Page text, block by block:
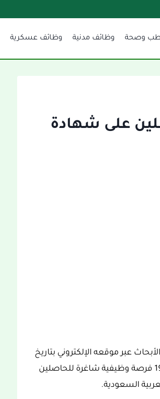
طب وصحة وظائف مدنية وظائف عسكرية
على شهادة
عبر موقعه الإلكتروني بتاريخ
3 ذو القعدة 1444 هجري الموافق 23 ماي 2023 ميلادي، توفر 190 فرصة وظيفية شاغرة للحاصلين
السعودية.